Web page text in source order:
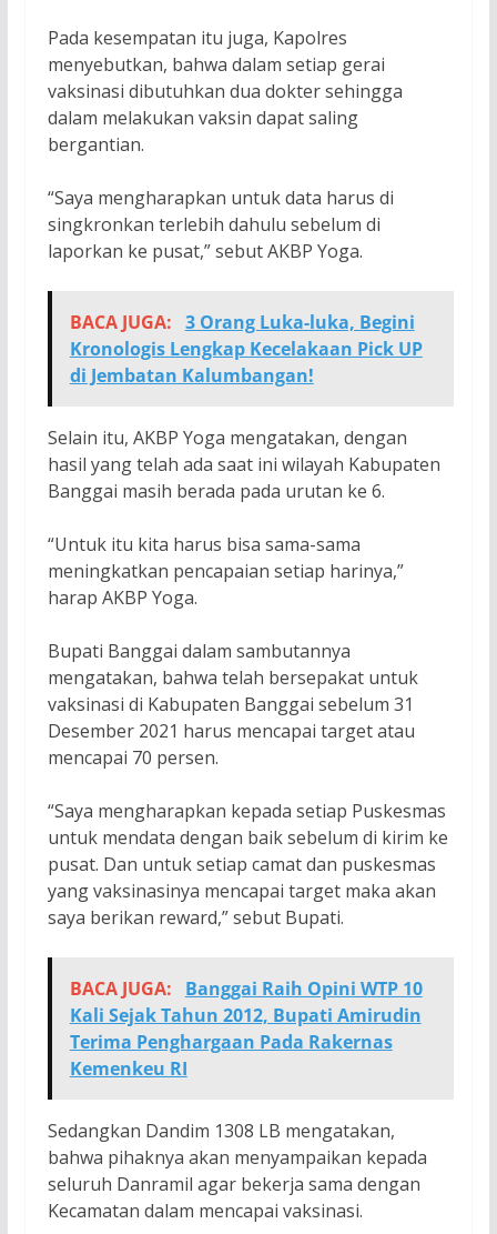
Pada kesempatan itu juga, Kapolres
menyebutkan, bahwa dalam setiap gerai
vaksinasi dibutuhkan dua dokter sehingga
dalam melakukan vaksin dapat saling
bergantian.
“Saya mengharapkan untuk data harus di
singkronkan terlebih dahulu sebelum di
laporkan ke pusat,” sebut AKBP Yoga.
BACA JUGA: 3 Orang Luka-luka, Begini
Kronologis Lengkap Kecelakaan Pick UP
di Jembatan Kalumbangan!
Selain itu, AKBP Yoga mengatakan, dengan
hasil yang telah ada saat ini wilayah Kabupaten
Banggai masih berada pada urutan ke 6.
“Untuk itu kita harus bisa sama-sama
meningkatkan pencapaian setiap harinya,”
harap AKBP Yoga.
Bupati Banggai dalam sambutannya
mengatakan, bahwa telah bersepakat untuk
vaksinasi di Kabupaten Banggai sebelum 31
Desember 2021 harus mencapai target atau
mencapai 70 persen.
“Saya mengharapkan kepada setiap Puskesmas
untuk mendata dengan baik sebelum di kirim ke
pusat. Dan untuk setiap camat dan puskesmas
yang vaksinasinya mencapai target maka akan
saya berikan reward,” sebut Bupati.
BACA JUGA:
Banggai Raih Opini WTP 10
Kali Sejak Tahun 2012, Bupati Amirudin
Terima Penghargaan Pada Rakernas
Kemenkeu RI
Sedangkan Dandim 1308 LB mengatakan,
bahwa pihaknya akan menyampaikan kepada
seluruh Danramil agar bekerja sama dengan
Kecamatan dalam mencapai vaksinasi.